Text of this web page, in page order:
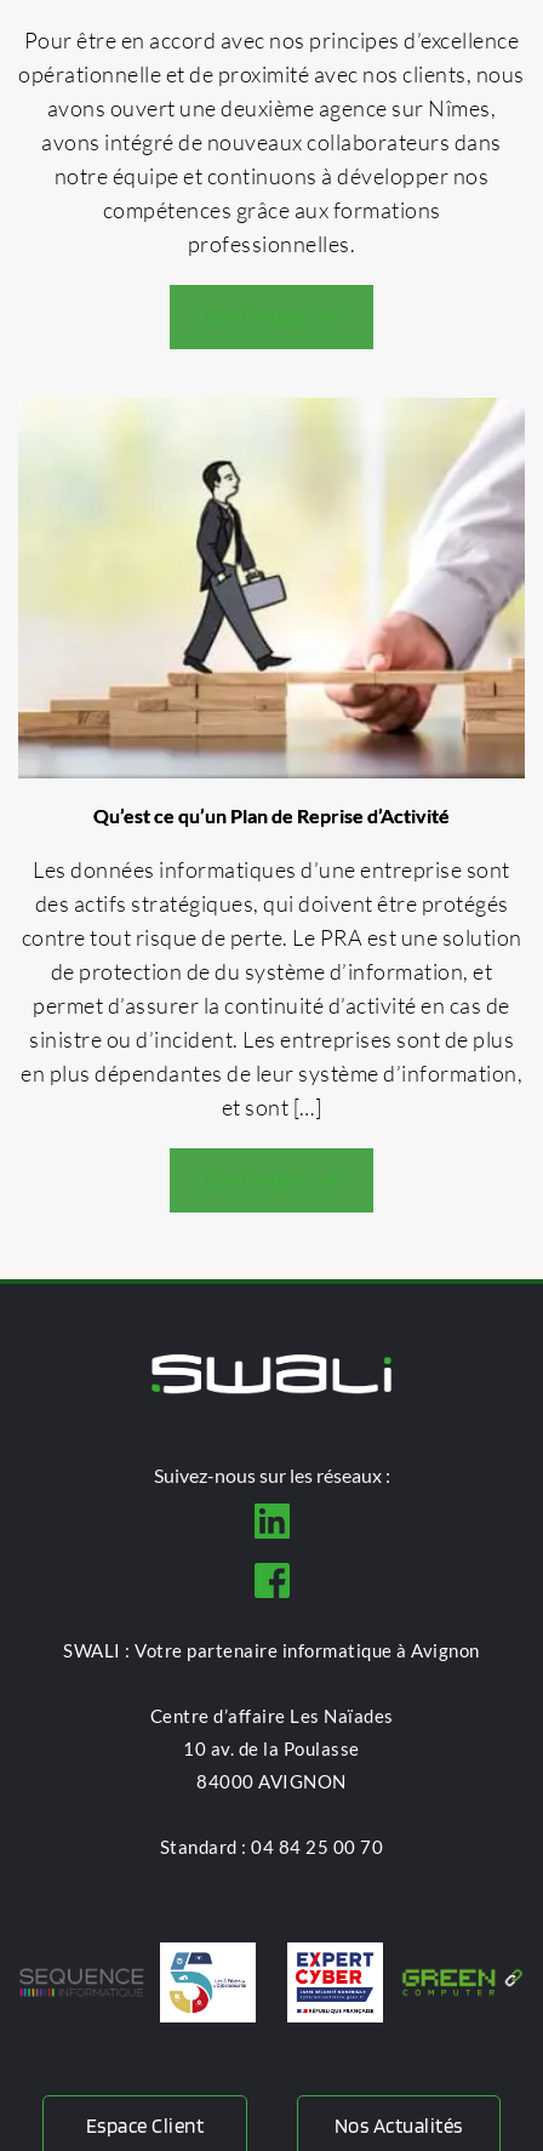
Pour être en accord avec nos principes d’excellence
opérationnelle et de proximité avec nos clients, nous
avons ouvert une deuxième agence sur Nîmes,
avons intégré de nouveaux collaborateurs dans
notre équipe et continuons à développer nos
compétences grâce aux formations
professionnelles.
Qu’est ce qu’un Plan de Reprise d’Activité
Les données informatiques d’une entreprise sont
des actifs stratégiques, qui doivent être protégés
contre tout risque de perte. Le PRA est une solution
de protection de du système d’information, et
permet d’assurer la continuité d’activité en cas de
sinistre ou d’incident. Les entreprises sont de plus
en plus dépendantes de leur système d’information,
et sont […]
Suivez-nous sur les réseaux :
SWALI : Votre partenaire informatique à Avignon
Centre d’affaire Les Naïades
10 av. de la Poulasse
84000 AVIGNON
Standard : 04 84 25 00 70
Espace Client Nos Actualités